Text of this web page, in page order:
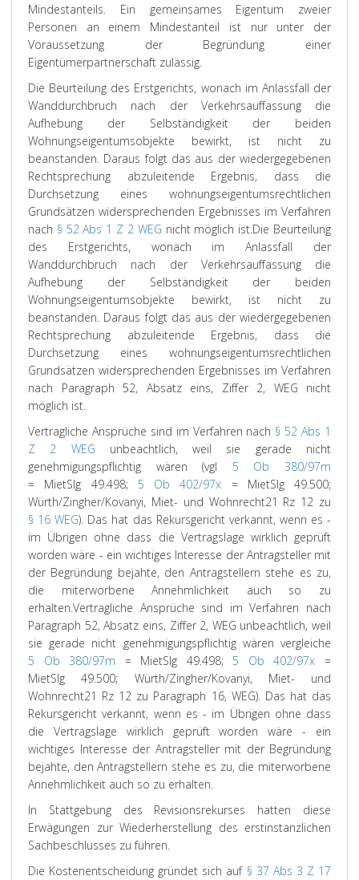
Mindestanteils. Ein gemeinsames Eigentum zweier
Personen an einem Mindestanteil ist nur unter der
Voraussetzung der Begründung einer
Eigentümerpartnerschaft zulässig.
Die Beurteilung des Erstgerichts, wonach im Anlassfall der
Wanddurchbruch nach der Verkehrsauffassung die
Aufhebung der Selbständigkeit der beiden
Wohnungseigentumsobjekte bewirkt, ist nicht zu
beanstanden. Daraus folgt das aus der wiedergegebenen
Rechtsprechung abzuleitende Ergebnis, dass die
Durchsetzung eines wohnungseigentumsrechtlichen
Grundsätzen widersprechenden Ergebnisses im Verfahren
nach § 52 Abs 1 Z 2 WEG nicht möglich ist.Die Beurteilung
des Erstgerichts, wonach im Anlassfall der
Wanddurchbruch nach der Verkehrsauffassung die
Aufhebung der Selbständigkeit der beiden
Wohnungseigentumsobjekte bewirkt, ist nicht zu
beanstanden. Daraus folgt das aus der wiedergegebenen
Rechtsprechung abzuleitende Ergebnis, dass die
Durchsetzung eines wohnungseigentumsrechtlichen
Grundsätzen widersprechenden Ergebnisses im Verfahren
nach Paragraph 52, Absatz eins, Ziffer 2, WEG nicht
möglich ist.
Vertragliche Ansprüche sind im Verfahren nach § 52 Abs 1
Z 2 WEG unbeachtlich, weil sie gerade nicht
genehmigungspflichtig wären (vgl 5 Ob 380/97m
= MietSlg 49.498; 5 Ob 402/97x = MietSlg 49.500;
Würth/Zingher/Kovanyi, Miet- und Wohnrecht21 Rz 12 zu
§ 16 WEG). Das hat das Rekursgericht verkannt, wenn es -
im Übrigen ohne dass die Vertragslage wirklich geprüft
worden wäre - ein wichtiges Interesse der Antragsteller mit
der Begründung bejahte, den Antragstellern stehe es zu,
die miterworbene Annehmlichkeit auch so zu
erhalten.Vertragliche Ansprüche sind im Verfahren nach
Paragraph 52, Absatz eins, Ziffer 2, WEG unbeachtlich, weil
sie gerade nicht genehmigungspflichtig wären vergleiche
5 Ob 380/97m = MietSlg 49.498;5 Ob 402/97x =
MietSlg 49.500; Würth/Zingher/Kovanyi, Miet- und
Wohnrecht21 Rz 12 zu Paragraph 16, WEG). Das hat das
Rekursgericht verkannt, wenn es - im Übrigen ohne dass
die Vertragslage wirklich geprüft worden wäre - ein
wichtiges Interesse der Antragsteller mit der Begründung
bejahte, den Antragstellern stehe es zu, die miterworbene
Annehmlichkeit auch so zu erhalten.
In Stattgebung des Revisionsrekurses hatten diese
Erwägungen zur Wiederherstellung des erstinstanzlichen
Sachbeschlusses zu führen.
Die Kostenentscheidung gründet sich auf § 37 Abs 3 Z 17